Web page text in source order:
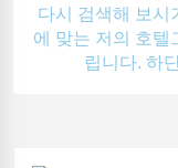
다시 검색해 보시
에 맞는 저의 호텔
립니다. 하